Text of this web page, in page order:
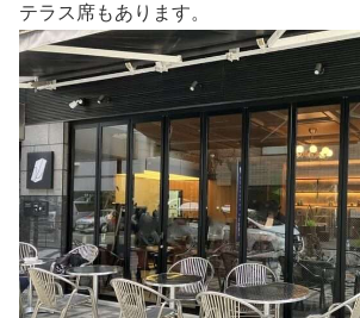
テラス席もあります。